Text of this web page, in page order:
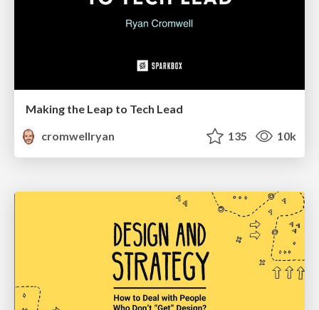
Making the Leap to Tech Lead
cromwellryan
135 10k